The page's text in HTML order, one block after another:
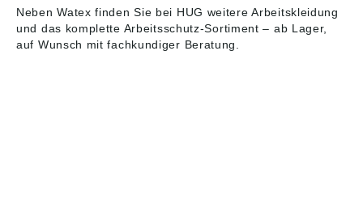
Neben Watex finden Sie bei HUG weitereArbeitskleidung
und das komplette Arbeitsschutz-Sortiment – ab Lager,
auf Wunsch mit fachkundiger Beratung.